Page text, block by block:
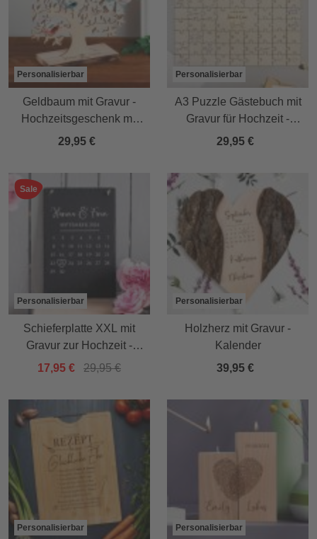
Personalisierbar
Geldbaum mit Gravur -
Hochzeitsgeschenk mit
Ringe Motiv
29,95 €
Personalisierbar
A3 Puzzle Gästebuch mit
Gravur für Hochzeit -
Tauben
29,95 €
Sale
Personalisierbar
Schieferplatte XXL mit
Gravur zur Hochzeit -
Kalender
17,95 € 29,95 €
Personalisierbar
Holzherz mit Gravur -
Kalender
39,95 €
Personalisierbar Personalisierbar